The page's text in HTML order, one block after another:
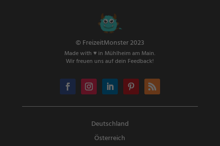
© FreizeitMonster 2023
Made with ♥ in Mühlheim am Main.
Wir freuen uns auf dein Feedback!
Deutschland
Österreich